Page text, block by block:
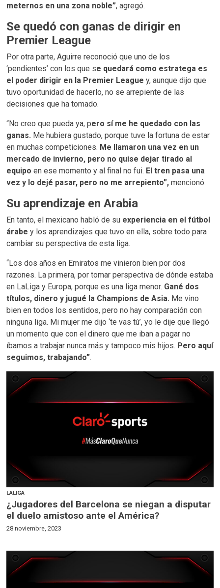
meternos en una zona noble”, agregó.
Se quedó con ganas de dirigir en
Premier League
Por otra parte, Aguirre reconoció que uno de los
‘pendientes’ con los que se quedará como estratega es
el poder dirigir en la Premier League y, aunque dijo que
tuvo oportunidad de hacerlo, no se arrepiente de las
decisiones que ha tomado.
“No creo que pueda ya, pero sí me he quedado con las
ganas. Me hubiera gustado, porque tuve la fortuna de estar
en muchas competiciones. Me llamaron una vez en un
mercado de invierno, pero no quise dejar tirado al
equipo en ese momento y al final no fui. El tren pasa una
vez y lo dejé pasar, pero no me arrepiento”,mencionó.
Su aprendizaje en Arabia
En tanto, el mexicano habló de su experiencia en el fútbol
árabey los aprendizajes que tuvo en ella, sobre todo para
cambiar su perspectiva de esta liga.
“Los dos años en Emiratos me vinieron bien por dos
razones. La primera, por tomar perspectiva de dónde estaba
en LaLiga y Europa, porque es una liga menor. Gané dos
títulos, dinero y jugué la Champions de Asia. Me vino
bien en todos los sentidos, pero no hay comparación con
ninguna liga. Mi mujer me dijo ‘te vas tú’, yo le dije que llegó
un momento que con el dinero que me iban a pagar no
íbamos a trabajar nunca más y tampoco mis hijos. Pero aquí
seguimos, trabajando”.
LALIGA
¿Jugadores del Barcelona se niegan a disputar
el duelo amistoso ante el América?
28 noviembre, 2023